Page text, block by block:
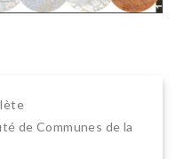
de Communes de la